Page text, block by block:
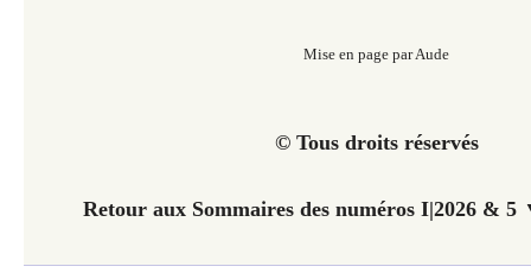
Mise en page par Aude
© Tous droits réservés
Retour aux Sommaires des numéros I|2026 &